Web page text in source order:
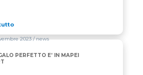
E’ IN MAPEI SPORT
2023/ news
PERFETTO E’ IN MAPEI